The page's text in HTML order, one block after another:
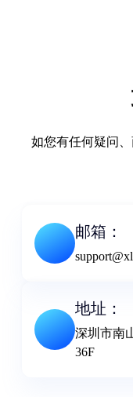
如您有任何疑问
邮箱：
地址：
深圳市南
36F